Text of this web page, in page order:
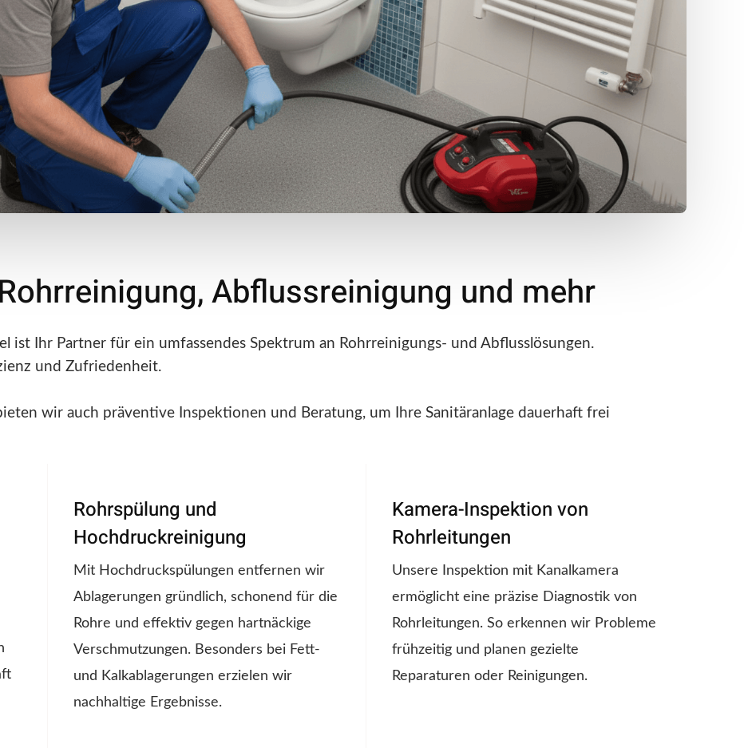
Abflussreinigung und mehr
ist Ihr Partner für ein umfassendes Spektrum an Rohrreinigungs- und Abflusslösungen.
und Zufriedenheit.
wir auch präventive Inspektionen und Beratung, um Ihre Sanitäranlage dauerhaft frei
Rohrspülung und
Hochdruckreinigung
Mit Hochdruckspülungen entfernen wir
Ablagerungen gründlich, schonend für die
Rohre und effektiv gegen hartnäckige
Verschmutzungen. Besonders bei Fett-
und Kalkablagerungen erzielen wir
nachhaltige Ergebnisse.
Kamera-Inspektion von
Rohrleitungen
Unsere Inspektion mit Kanal­kamera
ermöglicht eine präzise Diagnostik von
Rohrleitungen. So erkennen wir Probleme
frühzeitig und planen gezielte
Reparaturen oder Reinigungen.